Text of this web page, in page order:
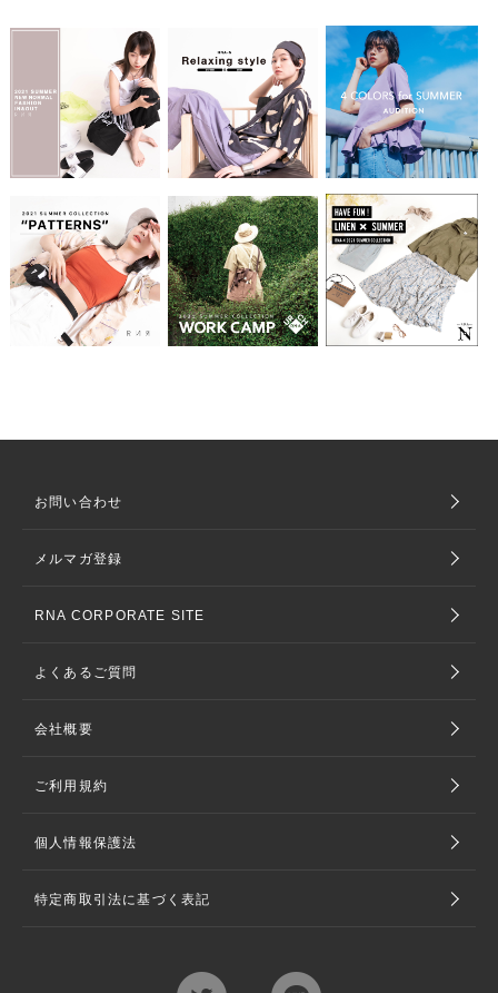
お問い合わせ
メルマガ登録
RNA CORPORATE SITE
よくあるご質問
会社概要
ご利用規約
個人情報保護法
特定商取引法に基づく表記